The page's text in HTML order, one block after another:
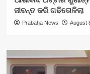
ଜୀବନ୍ତ କରି ଗଢିତୋଳିଲା
Prabaha News August